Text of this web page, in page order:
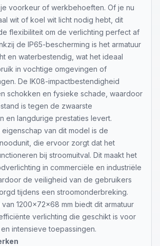
voorkeur of werkbehoeften. Of je nu
wit of koel wit licht nodig hebt, dit
flexibiliteit om de verlichting perfect af
de IP65-bescherming is het armatuur
en waterbestendig, wat het ideaal
in vochtige omgevingen of
De IK08-impactbestendigheid
schokken en fysieke schade, waardoor
is tegen de zwaarste
en langdurige prestaties levert.
van dit model is de
die ervoor zorgt dat het
bij stroomuitval. Dit maakt het
in commerciële en industriële
de veiligheid van de gebruikers
tijdens een stroomonderbreking.
1200x72x68 mm biedt dit armatuur
verlichting die geschikt is voor
intensieve toepassingen.